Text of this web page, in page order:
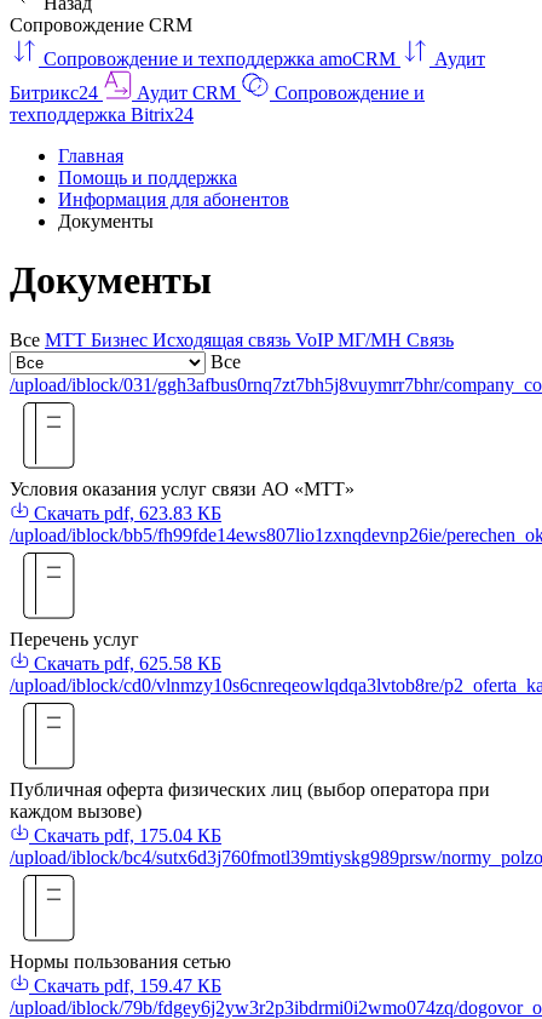
Сопровождение CRM
Сопровождение и техподдержка amoCRM
Аудит
Битрикс24
Аудит CRM
Сопровождение и
техподдержка Bitrix24
Главная
Помощь и поддержка
Информация для абонентов
Документы
Документы
Все МТТ Бизнес Исходящая связь VoIP МГ/МН Связь
Все
/upload/iblock/031/ggh3afbus0rnq7zt7bh5j8vuymrr7bhr/
Условия оказания услуг связи АО «МТТ»
Скачать pdf, 623.83 КБ
/upload/iblock/bb5/fh99fde14ews807lio1zxnqdevnp26ie/
Перечень услуг
Скачать pdf, 625.58 КБ
/upload/iblock/cd0/vlnmzy10s6cnreqeowlqdqa3lvtob8re/
Публичная оферта физических лиц (выбор оператора при
каждом вызове)
Скачать pdf, 175.04 КБ
/upload/iblock/bc4/sutx6d3j760fmotl39mtiyskg989prsw/
Нормы пользования сетью
Скачать pdf, 159.47 КБ
/upload/iblock/79b/fdgey6j2yw3r2p3ibdrmi0i2wmo074zq/